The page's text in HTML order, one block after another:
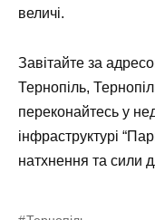
величі.
Завітайте за
Тернопіль,
переконайтесь у
інфраструктурі
натхнення та сили